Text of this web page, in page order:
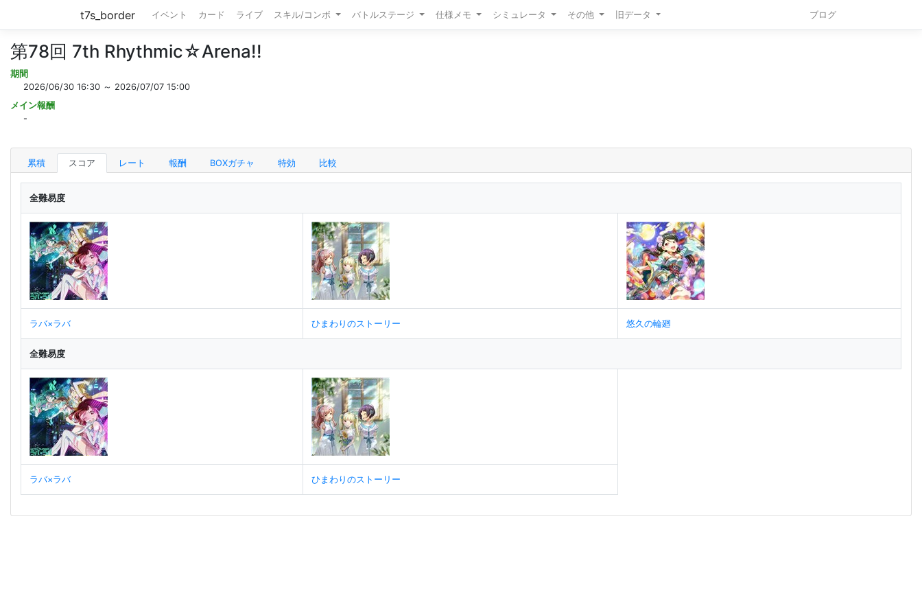
t7s_border イベント カード ライブ スキル/コンボ バトルステージ 仕様メモ シミュレータ その他 旧データ ブログ
第78回 7th Rhythmic☆Arena!!
期間
2026/06/30 16:30 ～ 2026/07/07 15:00
メイン報酬
-
累積 スコア レート 報酬 BOXガチャ 特効 比較
全難易度
ラバ×ラバ ひまわりのストーリー 悠久の輪廻
全難易度
ラバ×ラバ ひまわりのストーリー